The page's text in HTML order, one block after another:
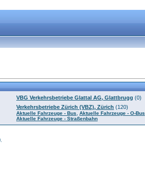
VBG Verkehrsbetriebe Glattal AG, Glattbrugg (0)
Verkehrsbetriebe Zürich (VBZ), Zürich (120)
Aktuelle Fahrzeuge - Bus Aktuelle Fahrzeuge - O-Bus
Aktuelle Fahrzeuge - Straßenbahn